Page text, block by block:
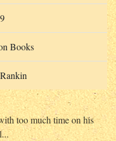
Books
too much time on his